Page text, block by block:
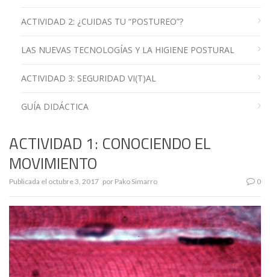
ACTIVIDAD 2: ¿CUIDAS TU “POSTUREO”?
LAS NUEVAS TECNOLOGÍAS Y LA HIGIENE POSTURAL
ACTIVIDAD 3: SEGURIDAD VI(T)AL
GUÍA DIDÁCTICA
ACTIVIDAD 1: CONOCIENDO EL
MOVIMIENTO
Publicada el octubre 3, 2017 por Pako Simarro 0